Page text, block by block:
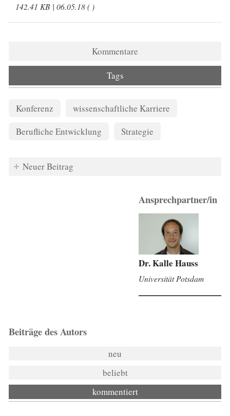
142.41 KB | 06.05.18 ( )
Kommentare
Tags
Konferenz
wissenschaftliche Karriere
Berufliche Entwicklung
Strategie
Neuer Beitrag
Ansprechpartner/in
Dr. Kalle Hauss
Universität Potsdam
Beiträge des Autors
neu
beliebt
kommentiert